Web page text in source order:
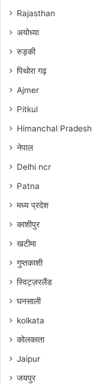
Rajasthan
अयोध्या
रुड़की
पिथोरा गढ़
Ajmer
Pitkul
Himanchal Pradesh
नेपाल
Delhi ncr
Patna
मध्य प्रदेश
काशीपुर
खटीमा
गुप्तकाशी
स्विट्ज़रलैंड
घनसाली
kolkata
कोलकाता
Jaipur
जयपुर